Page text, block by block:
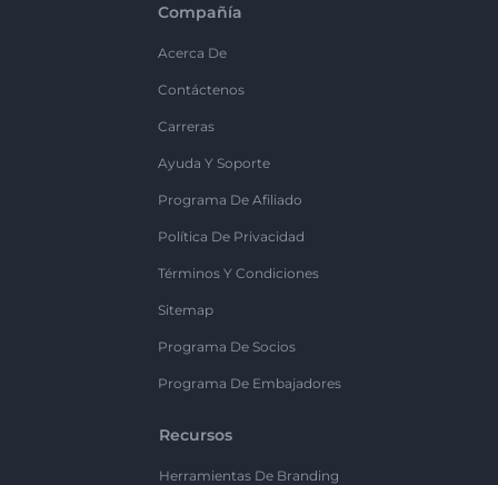
Compañía
Acerca De
Contáctenos
Carreras
Ayuda Y Soporte
Programa De Afiliado
Política De Privacidad
Términos Y Condiciones
Sitemap
Programa De Socios
Programa De Embajadores
Recursos
Herramientas De Branding